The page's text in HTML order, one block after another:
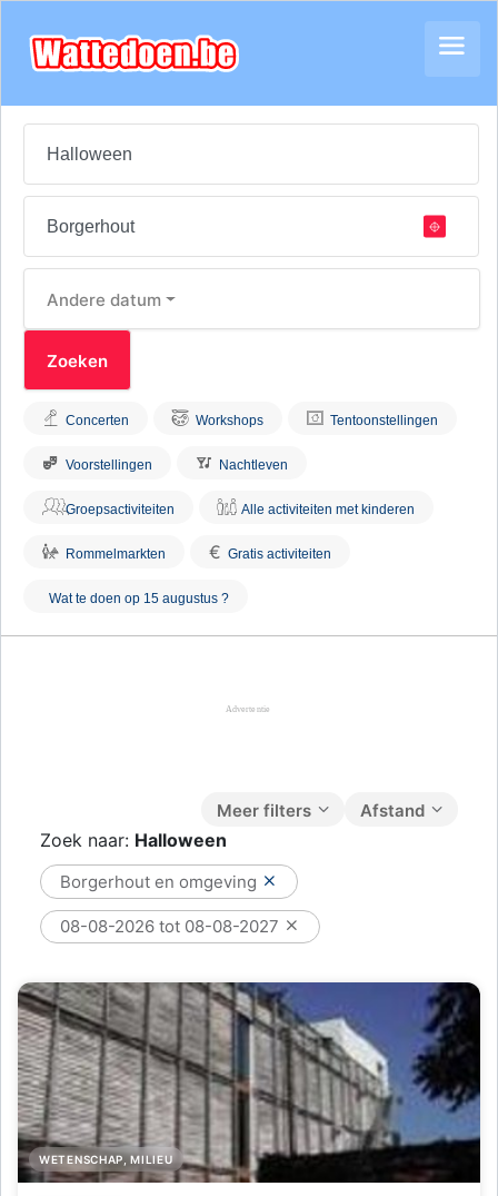
Andere datum
Concerten Workshops Tentoonstellingen
Voorstellingen Nachtleven
Groepsactiviteiten Alle activiteiten met kinderen
Rommelmarkten € Gratis activiteiten
Wat te doen op 15 augustus ?
Afstand
Meer filters
Zoek naar: Halloween
Borgerhout en omgeving
08-08-2026 tot 08-08-2027
WETENSCHAP, MILIEU